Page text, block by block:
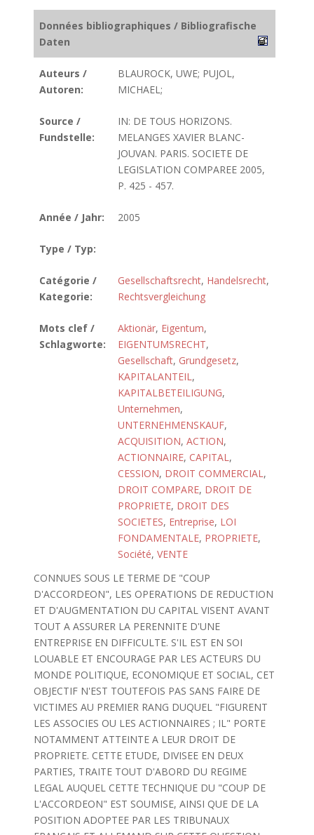
Données bibliographiques / Bibliografische
Daten
Auteurs /
Autoren:
BLAUROCK, UWE; PUJOL,
MICHAEL;
Source /
Fundstelle:
IN: DE TOUS HORIZONS.
MELANGES XAVIER BLANC-
JOUVAN. PARIS. SOCIETE DE
LEGISLATION COMPAREE 2005,
P. 425 - 457.
Année / Jahr: 2005
Type / Typ:
Catégorie /
Kategorie:
Gesellschaftsrecht, Handelsrecht,
Rechtsvergleichung
Mots clef /
Schlagworte:
Aktionär, Eigentum,
EIGENTUMSRECHT,
Gesellschaft, Grundgesetz,
KAPITALANTEIL,
KAPITALBETEILIGUNG,
Unternehmen,
UNTERNEHMENSKAUF,
ACQUISITION, ACTION,
ACTIONNAIRE, CAPITAL,
CESSION, DROIT COMMERCIAL,
DROIT COMPARE, DROIT DE
PROPRIETE, DROIT DES
SOCIETES, Entreprise, LOI
FONDAMENTALE, PROPRIETE,
Société, VENTE
CONNUES SOUS LE TERME DE "COUP
D'ACCORDEON", LES OPERATIONS DE REDUCTION
ET D'AUGMENTATION DU CAPITAL VISENT AVANT
TOUT A ASSURER LA PERENNITE D'UNE
ENTREPRISE EN DIFFICULTE. S'IL EST EN SOI
LOUABLE ET ENCOURAGE PAR LES ACTEURS DU
MONDE POLITIQUE, ECONOMIQUE ET SOCIAL, CET
OBJECTIF N'EST TOUTEFOIS PAS SANS FAIRE DE
VICTIMES AU PREMIER RANG DUQUEL "FIGURENT
LES ASSOCIES OU LES ACTIONNAIRES ; IL" PORTE
NOTAMMENT ATTEINTE A LEUR DROIT DE
PROPRIETE. CETTE ETUDE, DIVISEE EN DEUX
PARTIES, TRAITE TOUT D'ABORD DU REGIME
LEGAL AUQUEL CETTE TECHNIQUE DU "COUP DE
L'ACCORDEON" EST SOUMISE, AINSI QUE DE LA
POSITION ADOPTEE PAR LES TRIBUNAUX